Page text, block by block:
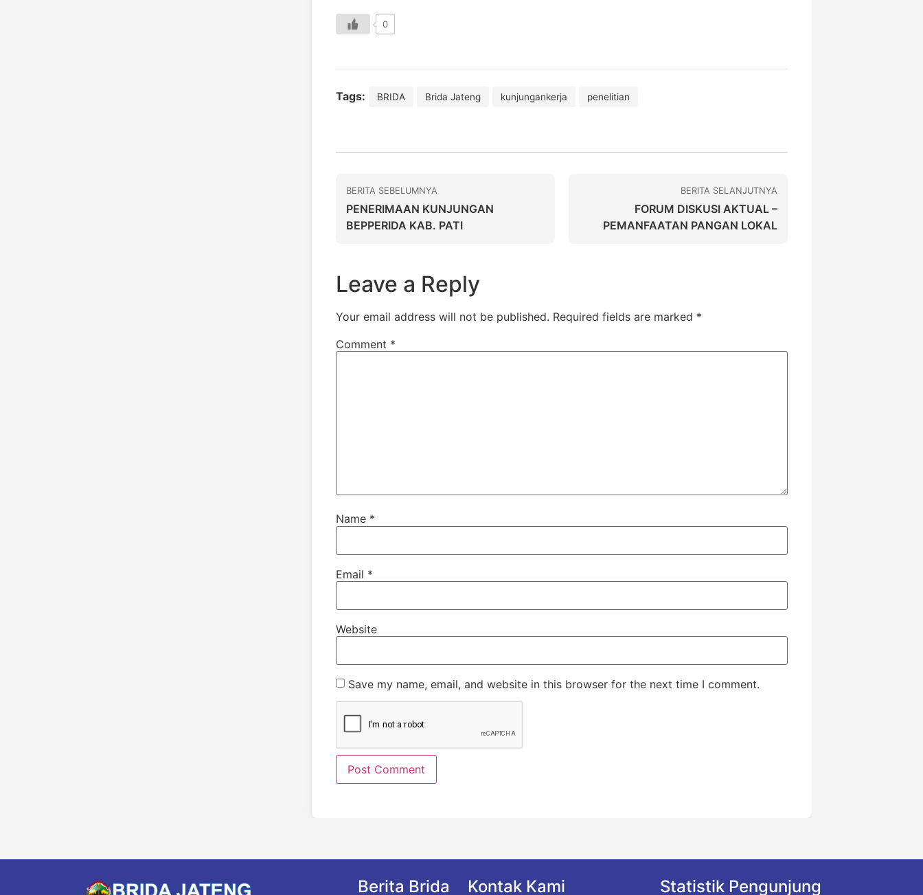
0
Tags: BRIDA Brida Jateng kunjungankerja penelitian
BERITA SEBELUMNYA
PENERIMAAN KUNJUNGAN
BEPPERIDA KAB. PATI
BERITA SELANJUTNYA
FORUM DISKUSI AKTUAL –
PEMANFAATAN PANGAN LOKAL
Leave a Reply
Your email address will not be published. Required fields are marked *
Comment *
Name *
Email *
Website
Save my name, email, and website in this browser for the next time I comment.
Berita Brida Kontak Kami Statistik Pengunjung